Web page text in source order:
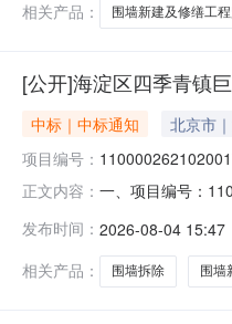
相关产品：
围墙新建及修缮工
[公开]海淀区四季青镇
中标｜中标通知 北京市
项目编号：
正文内容： 一、项目编号：
楼-WP145中标金
发布时间： 2026-08-04 15:47
相关产品：
围墙拆除 围墙